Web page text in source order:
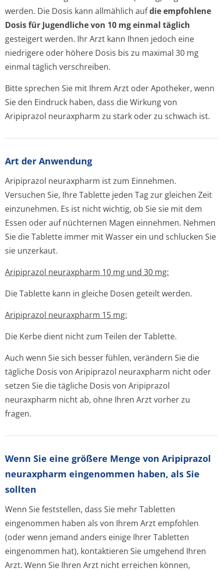
werden. Die Dosis kann allmählich aufdie empfohlene
Dosis für Jugendliche von 10 mg einmal täglich
gesteigert werden. Ihr Arzt kann Ihnen jedoch eine
niedrigere oder höhere Dosis bis zu maximal 30 mg
einmal täglich verschreiben.
Bitte sprechen Sie mit Ihrem Arzt oder Apotheker, wenn
Sie den Eindruck haben, dass die Wirkung von
Aripiprazol neuraxpharm zu stark oder zu schwach ist.
Art der Anwendung
Aripiprazol neuraxpharm ist zum Einnehmen.
Versuchen Sie, Ihre Tablette jeden Tag zur gleichen Zeit
einzunehmen. Es ist nicht wichtig, ob Sie sie mit dem
Essen oder auf nüchternen Magen einnehmen. Nehmen
Sie die Tablette immer mit Wasser ein und schlucken Sie
sie unzerkaut.
Aripiprazol neuraxpharm 10 mg und 30 mg:
Die Tablette kann in gleiche Dosen geteilt werden.
Aripiprazol neuraxpharm 15 mg:
Die Kerbe dient nicht zum Teilen der Tablette.
Auch wenn Sie sich besser fühlen, verändern Sie die
tägliche Dosis von Aripiprazol neuraxpharm nicht oder
setzen Sie die tägliche Dosis von Aripiprazol
neuraxpharm nicht ab, ohne Ihren Arzt vorher zu
fragen.
Wenn Sie eine größere Menge von Aripiprazol
neuraxpharm eingenommen haben, als Sie
sollten
Wenn Sie feststellen, dass Sie mehr Tabletten
eingenommen haben als von Ihrem Arzt empfohlen
(oder wenn jemand anders einige Ihrer Tabletten
eingenommen hat), kontaktieren Sie umgehend Ihren
Arzt. Wenn Sie Ihren Arzt nicht erreichen können,